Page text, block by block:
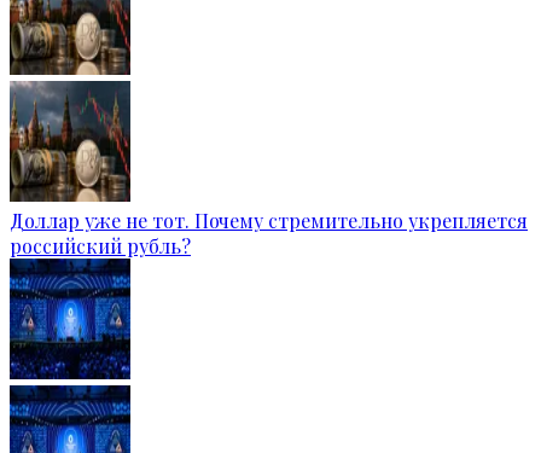
Доллар уже не тот. Почему стремительно укрепляется
российский рубль?